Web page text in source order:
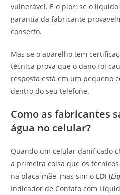
vulnerável. E o pior: se o
garantia da fabricante
conserto.
Mas se o aparelho tem
técnica prova que o dano foi
resposta está em um pequeno
dentro do seu telefone.
Como as fabricantes
água no celular?
Quando um celular danificado
a primeira coisa que os
na placa-mãe, mas sim o LDI (
Indicador de Contato com